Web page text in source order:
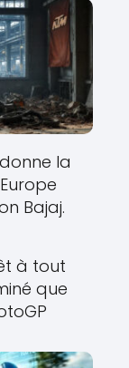
la
Bajaj.
à tout
que